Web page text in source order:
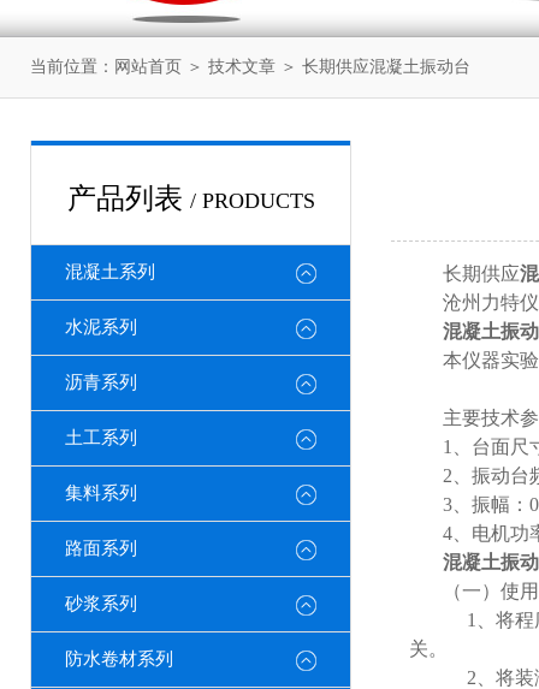
当前位置： 网站首页 ＞ 技术文章 ＞ 长期供应混凝土振动台
产品列表 / PRODUCTS
混凝土系列
水泥系列
沥青系列
土工系列
集料系列
路面系列
砂浆系列
防水卷材系列
长期供应
沧州力特
混凝土振
本仪器实
主要技术
1
、台面尺
2 、振动台
3 、振幅：
4 、电机功
混凝土振
（一）使
1
、将
关。
2 、将